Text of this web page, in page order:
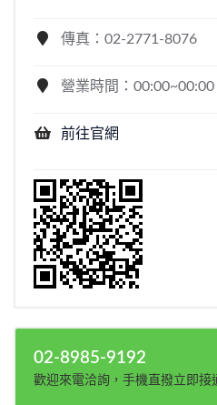
傳真：02-2771-8076
營業時間：00:00~00:00
前往官網
02-8985-9192
歡迎來電洽詢，手機直撥立即接